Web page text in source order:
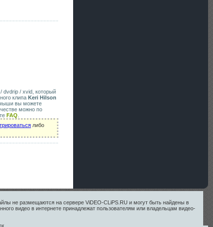
dvdrip / xvid, который
клипа Keri Hilson
мыши вы можете
можно по
FAQ
либо
не размещаются на сервере ViDEO-CLiPS.RU и могут быть найдены в
видео в интернете принадлежат пользователям или владельцам видео-